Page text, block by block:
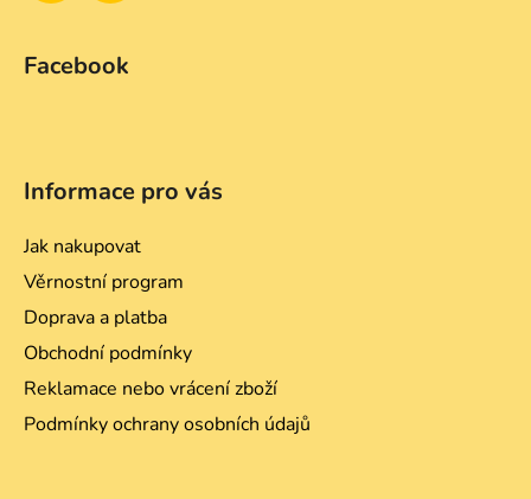
Facebook
Informace pro vás
Jak nakupovat
Věrnostní program
Doprava a platba
Obchodní podmínky
Reklamace nebo vrácení zboží
Podmínky ochrany osobních údajů